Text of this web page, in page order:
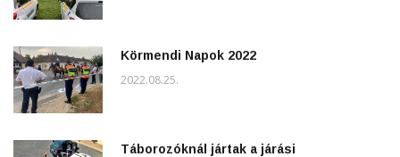
Körmendi Napok 2022
2022.08.25.
Táborozóknál jártak a járási